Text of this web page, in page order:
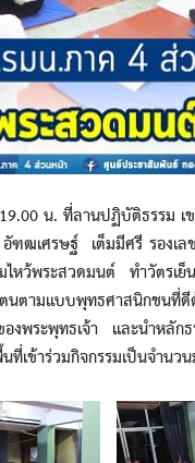
น. ที่ลานปฏิบัติธรรม เข
ฑฒเศรษฐ์ เต็มมีศรี รองเล
ว้พระสวดมนต์ ทำวัตรเย็
ามแบบพุทธศาสนิกชนที่ดี
พระพุทธเจ้า และนำหลักธ
เข้าร่วมกิจกรรมเป็นจำนว